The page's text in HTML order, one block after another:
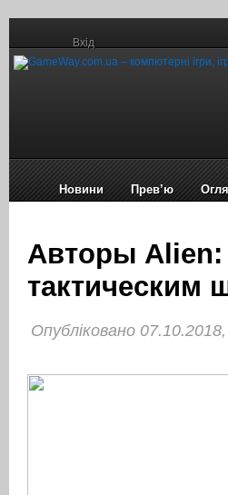
Вхід
Новини Прев’ю
Авторы Alien:
тактическим
Опубліковано 07.10.2018,